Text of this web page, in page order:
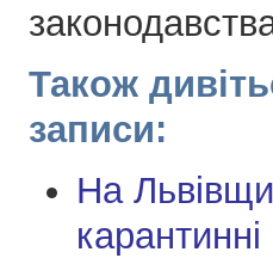
Також
записи:
На